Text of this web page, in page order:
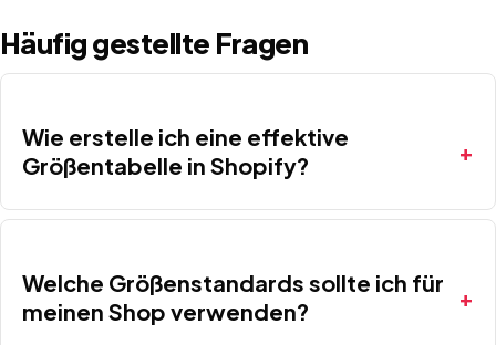
Häufig gestellte Fragen
Wie erstelle ich eine effektive
Größentabelle in Shopify?
Welche Größenstandards sollte ich für
meinen Shop verwenden?